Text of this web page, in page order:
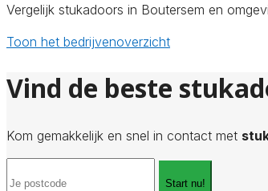
Vergelijk stukadoors in Boutersem en
Toon het bedrijvenoverzicht
Vind de beste
Kom gemakkelijk en snel in contact met
Start nu!